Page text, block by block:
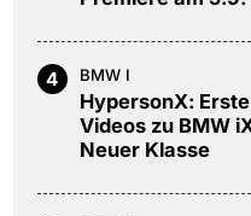
4 BMW I
HypersonX:
Videos zu BMW
Neuer Klasse